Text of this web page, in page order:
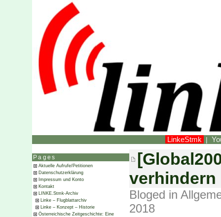
LinkeStmk |
Pages
Aktuelle Aufrufe/Petitionen
Datenschutzerklärung
Impressum und Konto
Kontakt
LINKE.Stmk-Archiv
Linke – Flugblattarchiv
Linke – Konzept – Historie
Österreichische Zeitgeschichte: Eine
verhindern
Bloged in
2018